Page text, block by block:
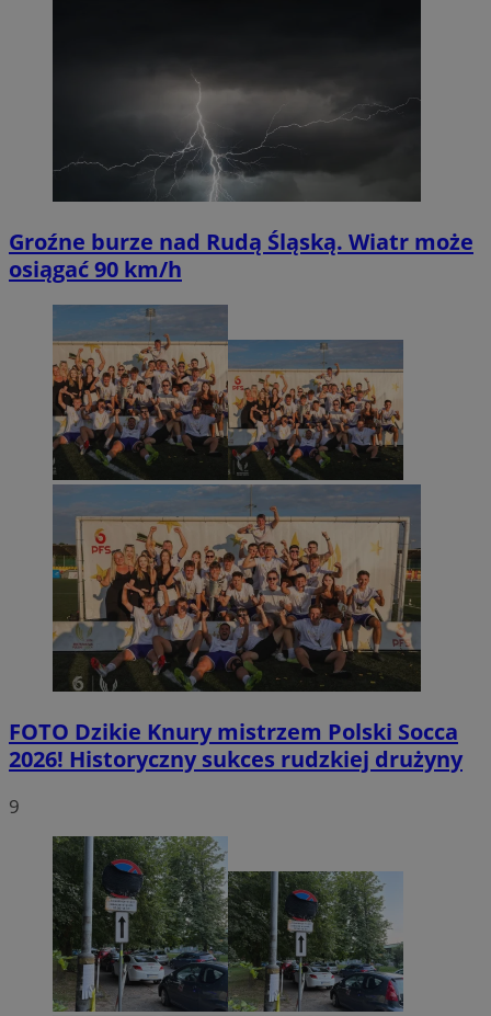
Groźne burze nad Rudą Śląską. Wiatr może
osiągać 90 km/h
FOTO Dzikie Knury mistrzem Polski Socca
2026! Historyczny sukces rudzkiej drużyny
9